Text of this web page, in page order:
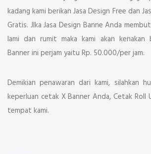
kadang kami berikan Jasa Design Free dan
Gratis. JIka Jasa Design Banne Anda
lami dan rumit maka kami akan kenakan
Banner ini perjam yaitu Rp. 50.000/per jam.
Demikian penawaran dari kami, silahkan
keperluan cetak X Banner Anda, Cetak Roll
tempat kami.